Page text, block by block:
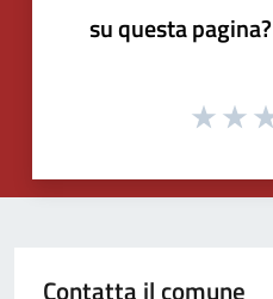
su questa pagina?
Contatta il comune